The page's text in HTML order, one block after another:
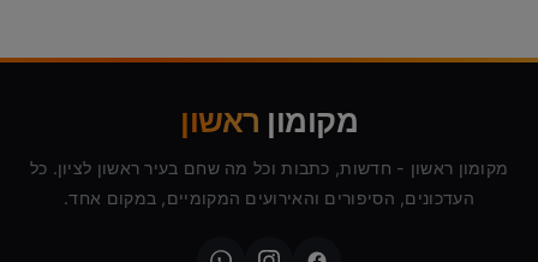
מקומון ראשון
מקומון ראשון - חדשות, כתבות וכל מה שחם בעיר ראשון לציון. כל
העדכונים, הסיפורים והאירועים המקומיים, במקום אחד.